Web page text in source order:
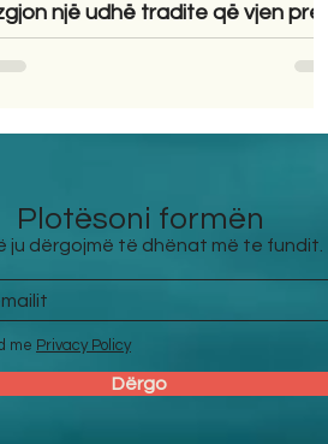
një udhë tradite që vjen prej
në vendlindje
Plotësoni formën
ju dërgojmë të dhënat më te fundit.
me Privacy Policy
Dërgo